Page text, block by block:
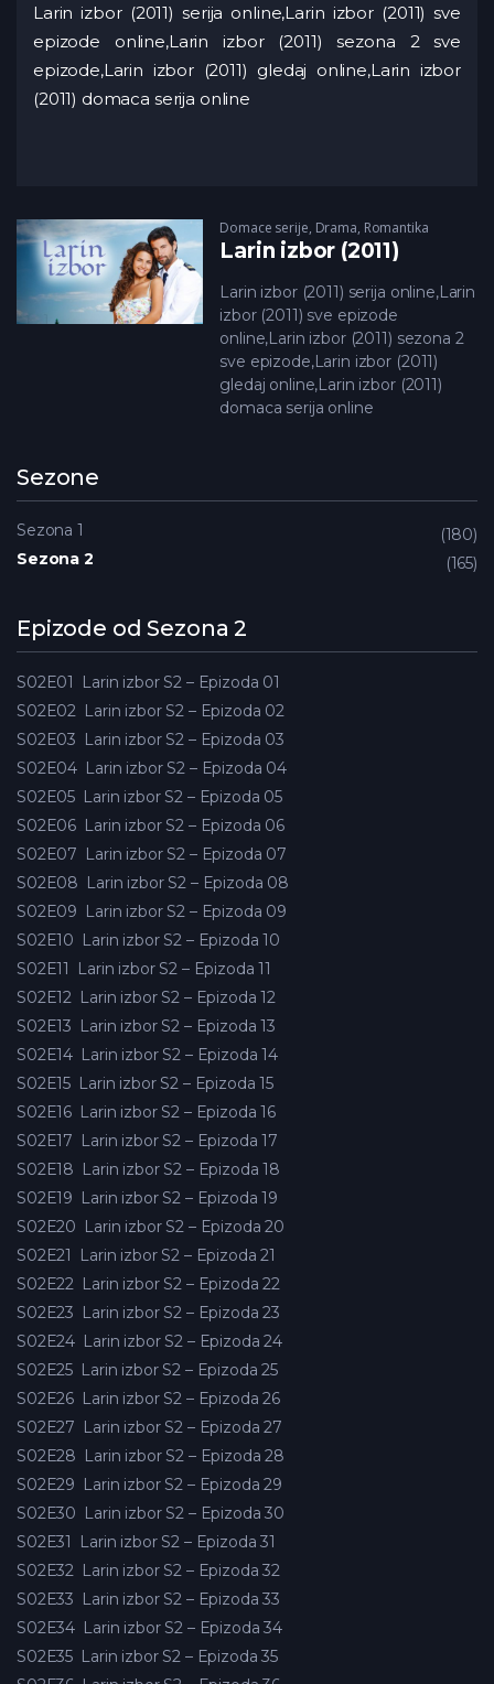
Larin izbor (2011) serija online,Larin izbor (2011) sve
epizode online,Larin izbor (2011) sezona 2 sve
epizode,Larin izbor (2011) gledaj online,Larin izbor
(2011) domaca serija online
Domace serije, Drama, Romantika
Larin izbor (2011)
Larin izbor (2011) serija online,Larin
izbor (2011) sve epizode
online,Larin izbor (2011) sezona 2
sve epizode,Larin izbor (2011)
gledaj online,Larin izbor (2011)
domaca serija online
Sezone
Sezona 1
180
Sezona 2
165
Epizode od Sezona 2
S02E01
Larin izbor S2 – Epizoda 01
S02E02 Larin izbor S2 – Epizoda 02
S02E03 Larin izbor S2 – Epizoda 03
S02E04 Larin izbor S2 – Epizoda 04
S02E05 Larin izbor S2 – Epizoda 05
S02E06 Larin izbor S2 – Epizoda 06
S02E07 Larin izbor S2 – Epizoda 07
S02E08 Larin izbor S2 – Epizoda 08
S02E09 Larin izbor S2 – Epizoda 09
S02E10 Larin izbor S2 – Epizoda 10
S02E11
Larin izbor S2 – Epizoda 11
S02E12 Larin izbor S2 – Epizoda 12
S02E13 Larin izbor S2 – Epizoda 13
S02E14 Larin izbor S2 – Epizoda 14
S02E15 Larin izbor S2 – Epizoda 15
S02E16 Larin izbor S2 – Epizoda 16
S02E17 Larin izbor S2 – Epizoda 17
S02E18 Larin izbor S2 – Epizoda 18
S02E19 Larin izbor S2 – Epizoda 19
S02E20 Larin izbor S2 – Epizoda 20
S02E21
Larin izbor S2 – Epizoda 21
S02E22 Larin izbor S2 – Epizoda 22
S02E23 Larin izbor S2 – Epizoda 23
S02E24 Larin izbor S2 – Epizoda 24
S02E25 Larin izbor S2 – Epizoda 25
S02E26 Larin izbor S2 – Epizoda 26
S02E27 Larin izbor S2 – Epizoda 27
S02E28 Larin izbor S2 – Epizoda 28
S02E29 Larin izbor S2 – Epizoda 29
S02E30 Larin izbor S2 – Epizoda 30
S02E31
Larin izbor S2 – Epizoda 31
S02E32 Larin izbor S2 – Epizoda 32
S02E33 Larin izbor S2 – Epizoda 33
S02E34 Larin izbor S2 – Epizoda 34
S02E35 Larin izbor S2 – Epizoda 35